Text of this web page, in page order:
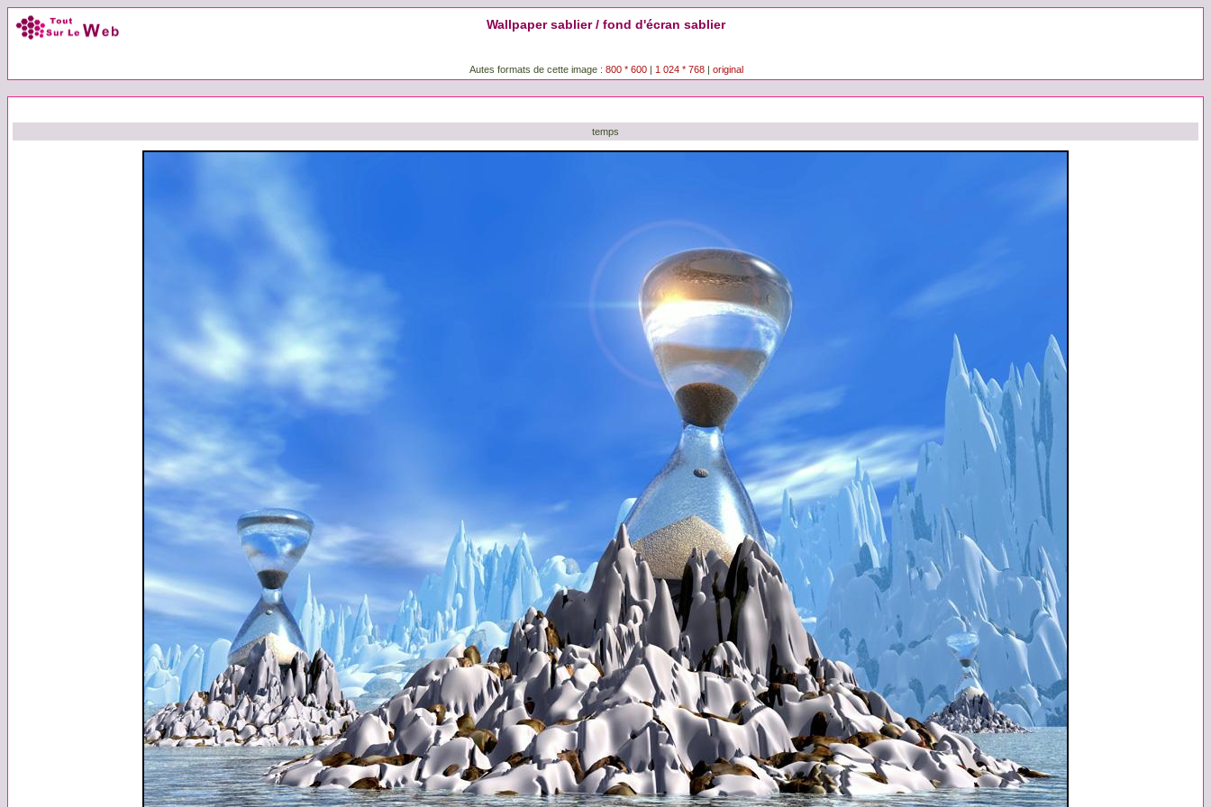
Wallpaper sablier / fond d'écran sablier
Autes formats de cette image : 800 * 600| 1 024 * 768 | original
temps